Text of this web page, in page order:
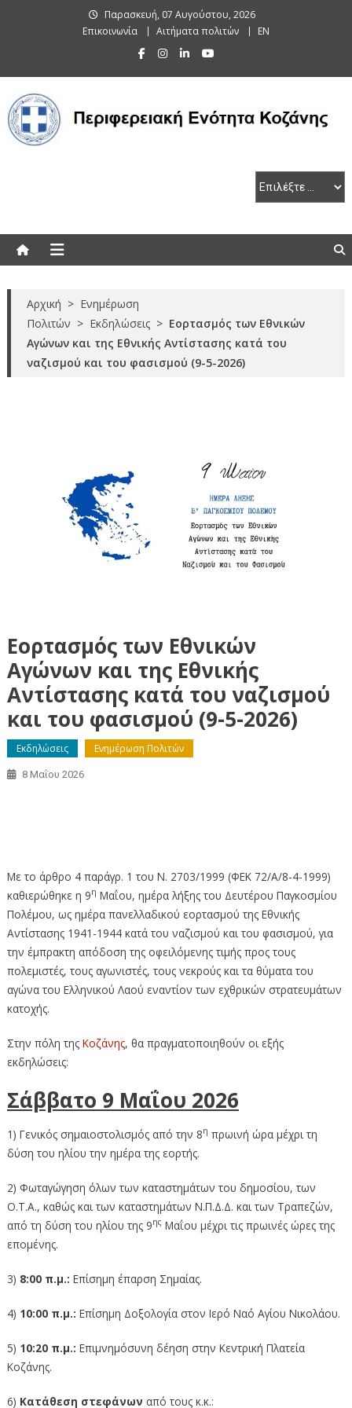
Παρασκευή, 07 Αυγούστου, 2026
Επικοινωνία
Αιτήματα πολιτών EN
Αρχική > Ενημέρωση
Πολιτών > Εκδηλώσεις > Εορτασμός των Εθνικών
Αγώνων και της Εθνικής Αντίστασης κατά του
ναζισμού και του φασισμού (9-5-2026)
Εορτασμός των Εθνικών
Αγώνων και της Εθνικής
Αντίστασης κατά του ναζισμού
και του φασισμού (9-5-2026)
Εκδηλώσεις Ενημέρωση Πολιτών
8 Μαΐου 2026
Με το άρθρο 4 παράγρ. 1 του Ν. 2703/1999 (ΦΕΚ 72/Α/8-4-1999)
καθιερώθηκε η 9η Μαΐου, ημέρα λήξης του Δευτέρου Παγκοσμίου
Πολέμου, ως ημέρα πανελλαδικού εορτασμού της Εθνικής
Αντίστασης 1941-1944 κατά του ναζισμού και του φασισμού, για
την έμπρακτη απόδοση της οφειλόμενης τιμής προς τους
πολεμιστές, τους αγωνιστές, τους νεκρούς και τα θύματα του
αγώνα του Ελληνικού Λαού εναντίον των εχθρικών στρατευμάτων
κατοχής.
Στην πόλη της Κοζάνης, θα πραγματοποιηθούν οι εξής
εκδηλώσεις:
Σάββατο 9 Μαΐου 2026
1) Γενικός σημαιοστολισμός από την 8η πρωινή ώρα μέχρι τη
δύση του ηλίου την ημέρα της εορτής.
2) Φωταγώγηση όλων των καταστημάτων του δημοσίου, των
Ο.Τ.Α., καθώς και των καταστημάτων Ν.Π.Δ.Δ. και των Τραπεζών,
από τη δύση του ηλίου της 9ης Μαΐου μέχρι τις πρωινές ώρες της
επομένης.
3) 8:00 π.μ.: Επίσημη έπαρση Σημαίας.
4) 10:00 π.μ.: Επίσημη Δοξολογία στον Ιερό Ναό Αγίου Νικολάου.
5) 10:20 π.μ.: Επιμνημόσυνη δέηση στην Κεντρική Πλατεία
Κοζάνης.
6) Κατάθεση στεφάνων από τους κ.κ.: